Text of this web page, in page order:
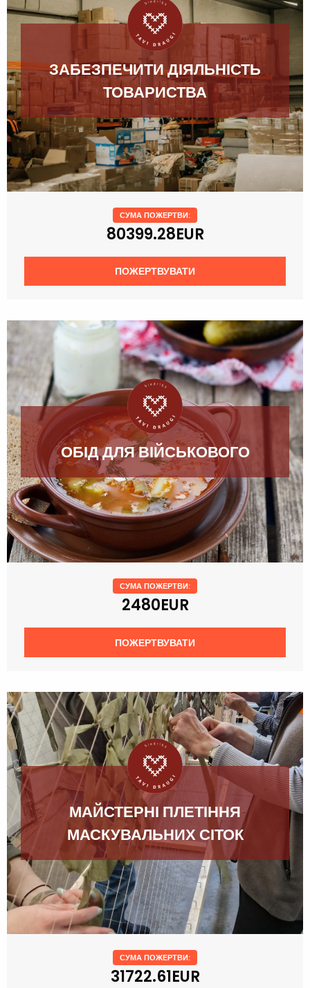
ЗАБЕЗПЕЧИТИ ДІЯЛЬНІСТЬ
ТОВАРИСТВА
СУМА ПОЖЕРТВИ:
80399.28EUR
ПОЖЕРТВУВАТИ
ОБІД ДЛЯ ВІЙСЬКОВОГО
СУМА ПОЖЕРТВИ:
2480EUR
ПОЖЕРТВУВАТИ
МАЙСТЕРНІ ПЛЕТІННЯ
МАСКУВАЛЬНИХ СІТОК
СУМА ПОЖЕРТВИ:
31722.61EUR